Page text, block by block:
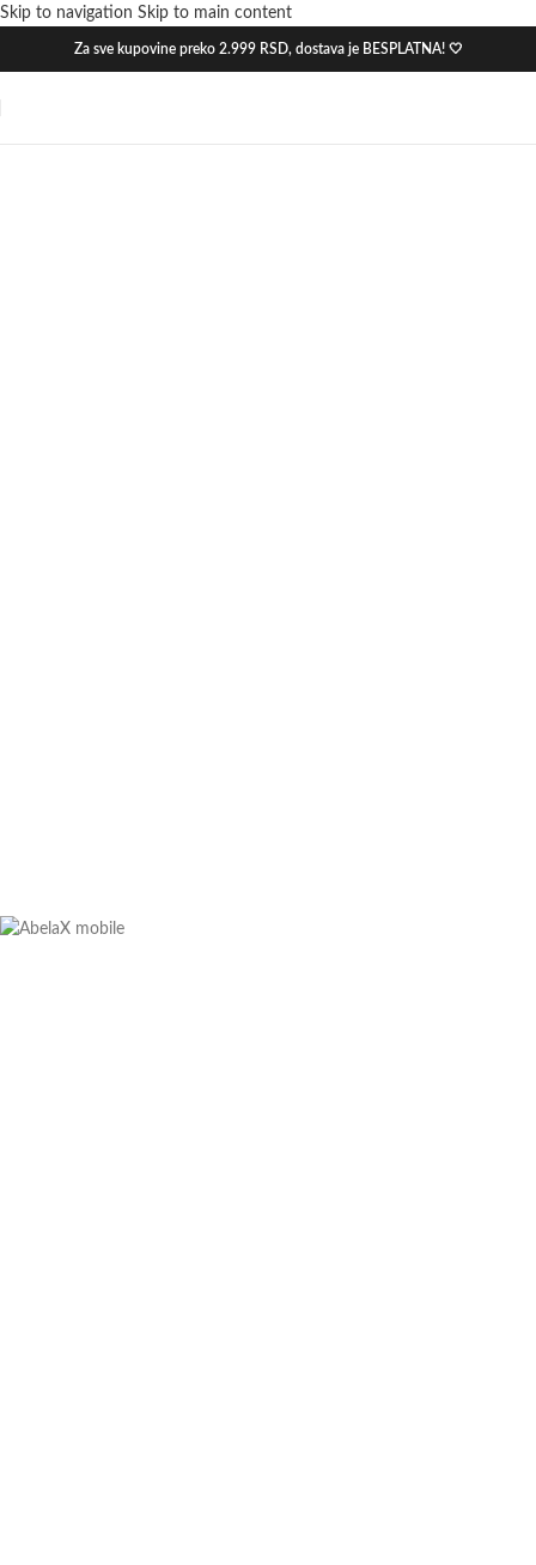
Skip to navigation Skip to main content
Za sve kupovine preko 2.999 RSD, dostava je BESPLATNA! 🤍